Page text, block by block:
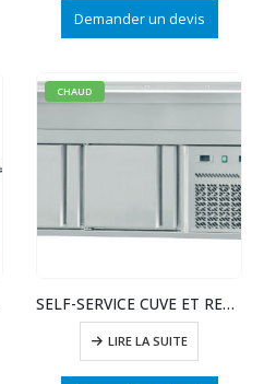
Demander un devis
CHAUD
SELF-SERVICE CUVE ET RESERVE REFRIGEREES
LIRE LA SUITE